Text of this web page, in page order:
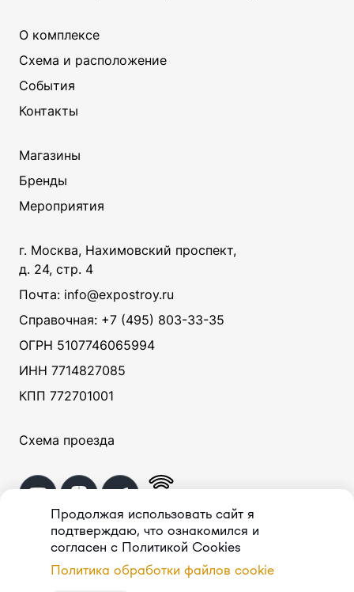
О комплексе
Схема и расположение
События
Контакты
Магазины
Бренды
Мероприятия
г. Москва, Нахимовский проспект,
д. 24, стр. 4
Почта: info@expostroy.ru
Справочная: +7 (495) 803-33-35
ОГРН 5107746065994
ИНН 7714827085
КПП 772701001
Схема проезда
© ООО «СитиЭндМолз», 1997–2026
Продолжая использовать сайт я
подтверждаю, что ознакомился и
согласен с Политикой Cookies
Политика обработки файлов cookie